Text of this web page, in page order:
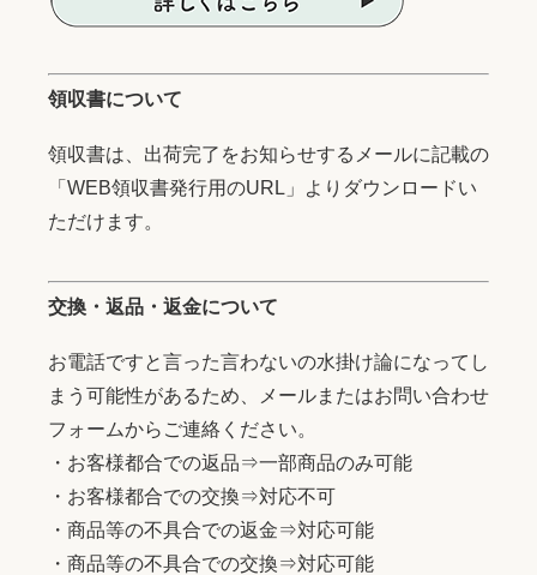
領収書について
領収書は、出荷完了をお知らせするメールに記載の
「WEB領収書発行用のURL」よりダウンロードい
ただけます。
交換・返品・返金について
お電話ですと言った言わないの水掛け論になってし
まう可能性があるため、メールまたはお問い合わせ
フォームからご連絡ください。
・お客様都合での返品⇒一部商品のみ可能
・お客様都合での交換⇒対応不可
・商品等の不具合での返金⇒対応可能
・商品等の不具合での交換⇒対応可能